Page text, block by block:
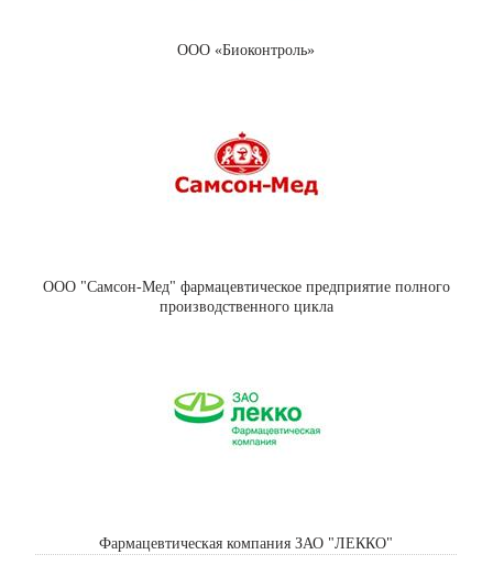
ООО «Биоконтроль»
ООО "Самсон-Мед" фармацевтическое предприятие полного
производственного цикла
Фармацевтическая компания ЗАО "ЛЕККО"